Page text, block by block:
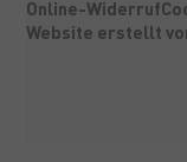
Online-Widerruf
Website erstellt